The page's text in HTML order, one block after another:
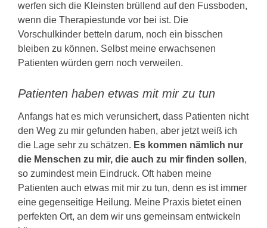
werfen sich die Kleinsten brüllend auf den Fussboden,
wenn die Therapiestunde vor bei ist. Die
Vorschulkinder betteln darum, noch ein bisschen
bleiben zu können. Selbst meine erwachsenen
Patienten würden gern noch verweilen.
Patienten haben etwas mit mir zu tun
Anfangs hat es mich verunsichert, dass Patienten nicht
den Weg zu mir gefunden haben, aber jetzt weiß ich
die Lage sehr zu schätzen. Es kommen nämlich nur
die Menschen zu mir, die auch zu mir finden sollen,
so zumindest mein Eindruck. Oft haben meine
Patienten auch etwas mit mir zu tun, denn es ist immer
eine gegenseitige Heilung. Meine Praxis bietet einen
perfekten Ort, an dem wir uns gemeinsam entwickeln